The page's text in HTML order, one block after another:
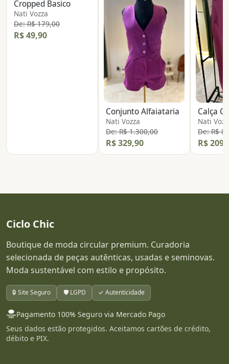
Cropped Basico
Nati Vozza
De: R$ 179,00
R$ 49,90
Conjunto Alfaiataria
Nati Vozza
De: R$ 1.300,00
R$ 329,90
Calça
Nati
De: R$
R$
Ciclo Chic
Boutique de moda circular premium. Curadoria
selecionada de peças autênticas, usadas e seminovas.
Moda sustentável com estilo e propósito.
🔒 Site Seguro 🛡️ LGPD ✓ Autenticidade
Pagamento 100% Seguro via Mercado Pago
Seus dados estão protegidos. Aceitamos cartões de crédito,
débito e PIX.